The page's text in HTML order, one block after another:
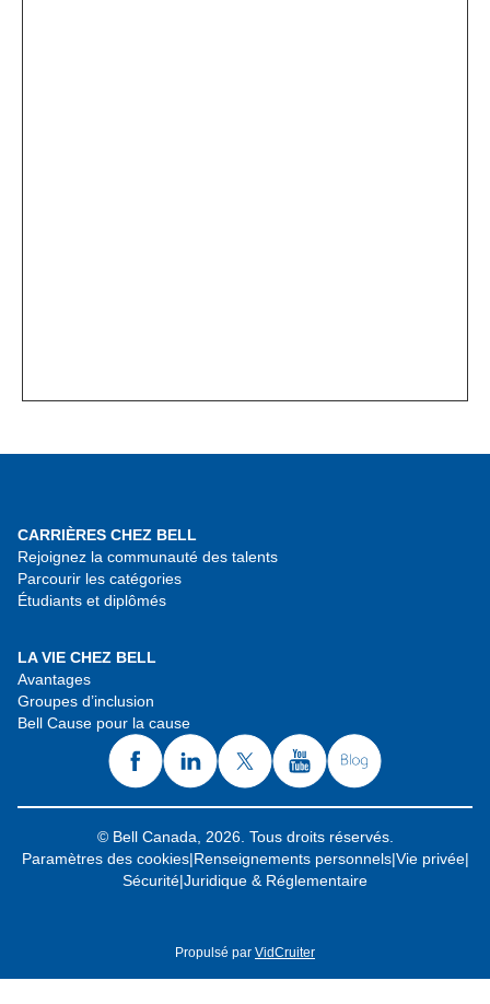
CARRIÈRES CHEZ BELL
Rejoignez la communauté des talents
Parcourir les catégories
Étudiants et diplômés
LA VIE CHEZ BELL
Avantages
Groupes d’inclusion
Bell Cause pour la cause
© Bell Canada, 2026. Tous droits réservés.
Paramètres des cookies|Renseignements personnels|Vie privée|
Sécurité|Juridique & Réglementaire
Propulsé par VidCruiter